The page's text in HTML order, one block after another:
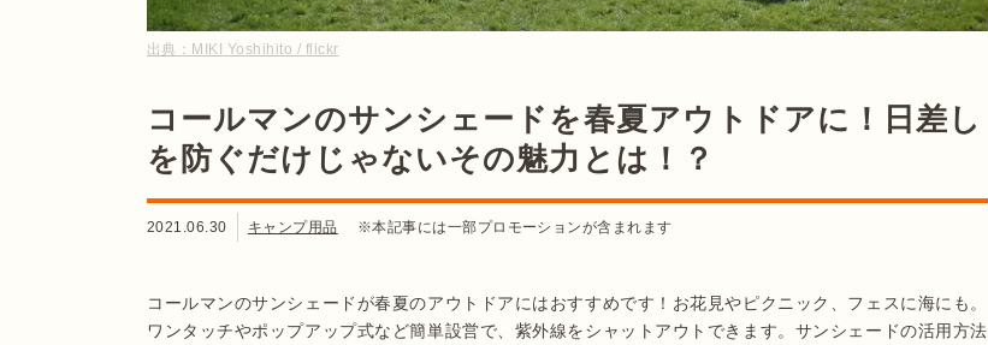
出典： MIKI Yoshihito / flickr
コールマンのサンシェードを春夏アウトドアに！日差し
を防ぐだけじゃないその魅力とは！？
2021.06.30 キャンプ用品 ※本記事には一部プロモーションが含まれます
コールマンのサンシェードが春夏のアウトドアにはおすすめです！お花見やピクニック、フェスに海にも。
ワンタッチやポップアップ式など簡単設営で、紫外線をシャットアウトできます。サンシェードの活用方法